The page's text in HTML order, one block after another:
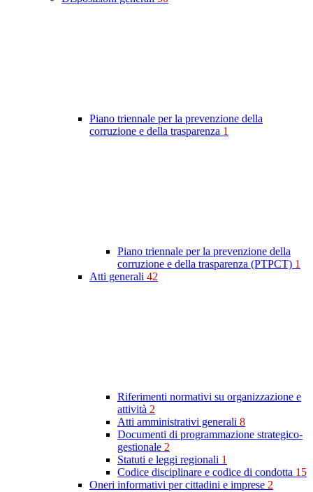
Piano triennale per la prevenzione della
corruzione e della trasparenza 1
Piano triennale per la prevenzione della
corruzione e della trasparenza (PTPCT) 1
Atti generali 42
Riferimenti normativi su organizzazione e
attività 2
Atti amministrativi generali 8
Documenti di programmazione strategico-
gestionale 2
Statuti e leggi regionali 1
Codice disciplinare e codice di condotta 15
Oneri informativi per cittadini e imprese 2